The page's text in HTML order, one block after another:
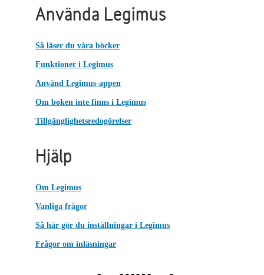
Använda Legimus
Så läser du våra böcker
Funktioner i Legimus
Använd Legimus-appen
Om boken inte finns i Legimus
Tillgänglighetsredogörelser
Hjälp
Om Legimus
Vanliga frågor
Så här gör du inställningar i Legimus
Frågor om inläsningar